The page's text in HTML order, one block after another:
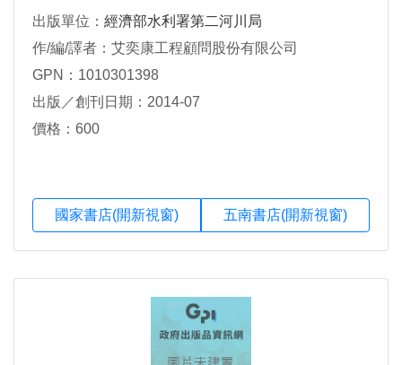
清泉大橋治理規劃)
出版單位： 經濟部水利署第二河川局
作/編/譯者：艾奕康工程顧問股份有限公司
GPN：1010301398
出版／創刊日期：2014-07
價格：600
國家書店(開新視窗) 五南書店(開新視窗)